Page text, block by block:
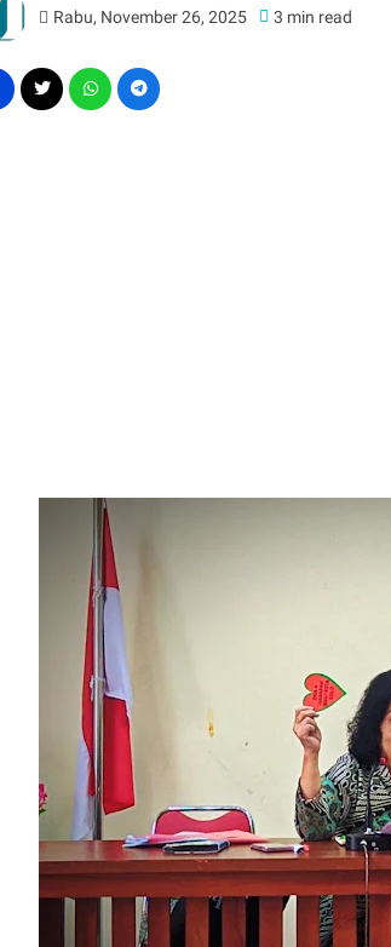
Rabu, November 26, 2025 3 min read